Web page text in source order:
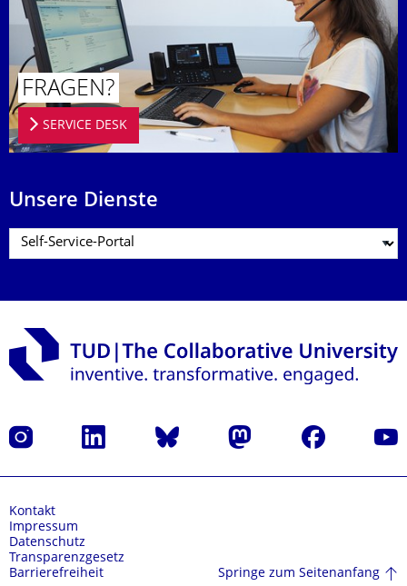
FRAGEN?
SERVICE DESK
Unsere Dienste
Instagram LinkedIn Bluesky Mastodon Facebook
Kontakt
Impressum
Datenschutz
Transparenzgesetz
Barrierefreiheit
Springe zum Seitenanfang